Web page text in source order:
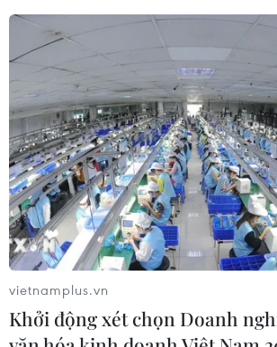
vietnamplus.vn
Khởi động xét chọn Doanh